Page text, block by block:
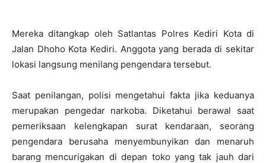
Mereka ditangkap oleh Satlantas Polres Kediri Kota di
Jalan Dhoho Kota Kediri. Anggota yang berada di sekitar
lokasi langsung menilang pengendara tersebut.
Saat penilangan, polisi mengetahui fakta jika keduanya
merupakan pengedar narkoba. Diketahui berawal saat
pemeriksaan kelengkapan surat kendaraan, seorang
pengendara berusaha menyembunyikan dan menaruh
barang mencurigakan di depan toko yang tak jauh dari